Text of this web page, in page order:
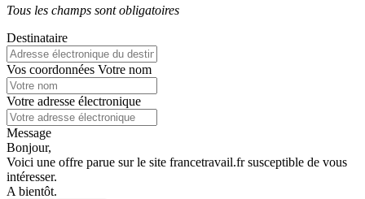
Tous les champs sont obligatoires
Destinataire
Vos coordonnées Votre nom
Votre adresse électronique
Message
Bonjour,
Voici une offre parue sur le site francetravail.fr susceptible de vous
intéresser.
A bientôt.